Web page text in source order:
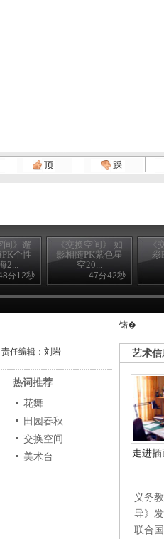
顶 踩
间》邂
个性
2...
分12秒
《交换空间》 如
影相随PK紫色星
空20...
47分42秒
《
彩
锘�
艺术信
走进
义务
导》
联合
责任编辑：刘岩
热词推荐
花舞
田园春秋
交换空间
美术台